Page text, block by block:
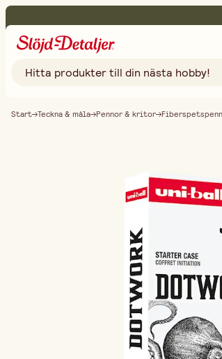
Start Teckna & måla Pennor & kritor